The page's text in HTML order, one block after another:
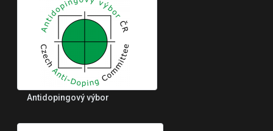
Antidopingový výbor